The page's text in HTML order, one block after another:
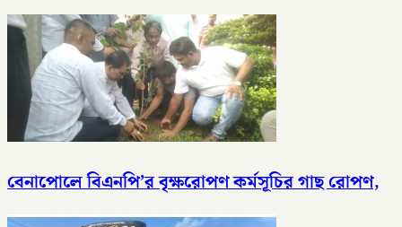
বেনাপোলে বিএনপি’র বৃক্ষরোপণ কর্মসূচির গাছ রোপণ,